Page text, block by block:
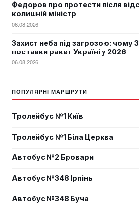
Федоров про протести після
колишній міністр
06.08.2026
Захист неба під загрозою: чому
поставки ракет Україні у 2026
06.08.2026
ПОПУЛЯРНІ МАРШРУТИ
Тролейбус №1 Київ
Тролейбус №1 Біла Церква
Автобус №2 Бровари
Автобус №348 Ірпінь
Автобус №348 Буча